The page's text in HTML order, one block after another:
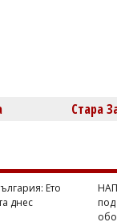
Стара
Ето
днес